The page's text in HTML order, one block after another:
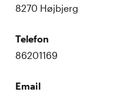
8270 Højbjerg
Telefon
86201169
Email